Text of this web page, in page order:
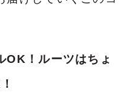
OK！ルーツはちょ